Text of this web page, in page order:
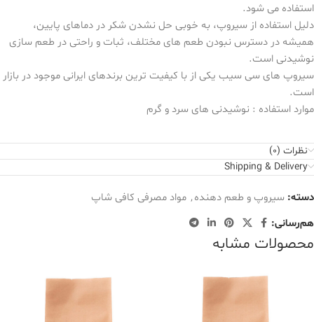
استفاده می شود.
دلیل استفاده از سیروپ، به خوبی حل نشدن شکر در دماهای پایین،
همیشه در دسترس نبودن طعم های مختلف، ثبات و راحتی در طعم سازی
نوشیدنی است.
سیروپ های سی سیب یکی از با کیفیت ترین برندهای ایرانی موجود در بازار
است.
موارد استفاده : نوشیدنی های سرد و گرم
نظرات (0)
Shipping & Delivery
دسته: سیروپ و طعم دهنده, مواد مصرفی کافی شاپ
هم‌رسانی:
محصولات مشابه